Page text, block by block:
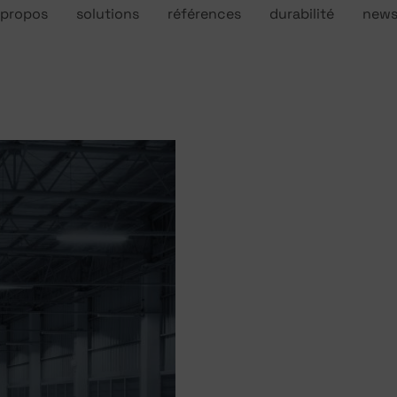
solutions références durabilité